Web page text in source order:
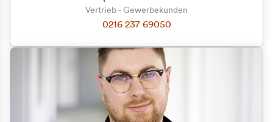
Zu welcher Kundengruppe
gehören Sie?
Privatkunde (inkl. MwSt.)
Geschäftskunde (exkl. MwSt.)
Vertrieb - Gewerbekunden
0216 237 69050